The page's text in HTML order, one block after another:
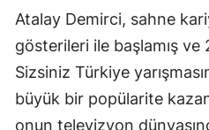
Atalay Demirci, sahne
gösterileri ile başlamış ve
Sizsiniz Türkiye
büyük bir popülarite
onun televizyon